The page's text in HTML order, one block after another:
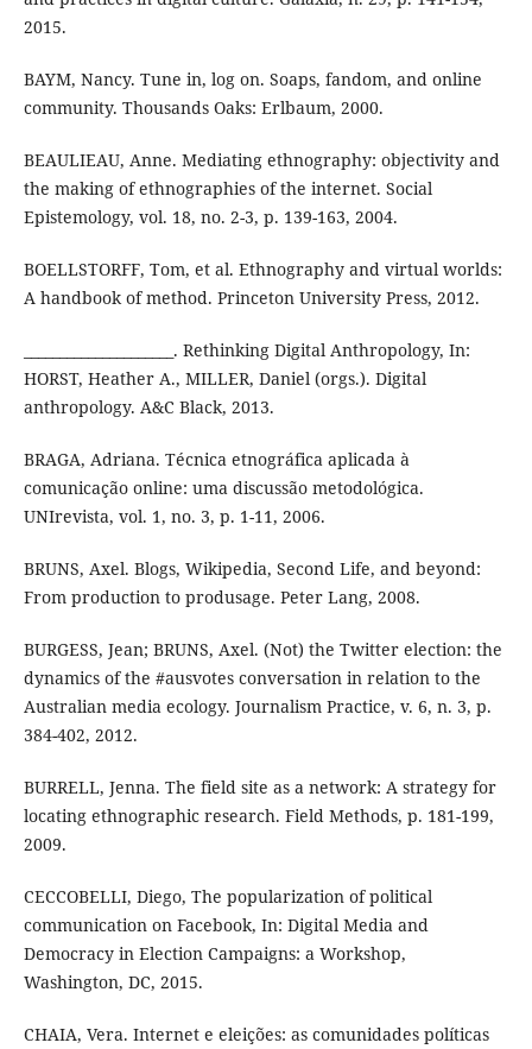
2015.
BAYM, Nancy. Tune in, log on. Soaps, fandom, and online
community. Thousands Oaks: Erlbaum, 2000.
BEAULIEAU, Anne. Mediating ethnography: objectivity and
the making of ethnographies of the internet. Social
Epistemology, vol. 18, no. 2-3, p. 139-163, 2004.
BOELLSTORFF, Tom, et al. Ethnography and virtual worlds:
A handbook of method. Princeton University Press, 2012.
_____________________. Rethinking Digital Anthropology, In:
HORST, Heather A., MILLER, Daniel (orgs.). Digital
anthropology. A&C Black, 2013.
BRAGA, Adriana. Técnica etnográfica aplicada à
comunicação online: uma discussão metodológica.
UNIrevista, vol. 1, no. 3, p. 1-11, 2006.
BRUNS, Axel. Blogs, Wikipedia, Second Life, and beyond:
From production to produsage. Peter Lang, 2008.
BURGESS, Jean; BRUNS, Axel. (Not) the Twitter election: the
dynamics of the #ausvotes conversation in relation to the
Australian media ecology. Journalism Practice, v. 6, n. 3, p.
384-402, 2012.
BURRELL, Jenna. The field site as a network: A strategy for
locating ethnographic research. Field Methods, p. 181-199,
2009.
CECCOBELLI, Diego, The popularization of political
communication on Facebook, In: Digital Media and
Democracy in Election Campaigns: a Workshop,
Washington, DC, 2015.
CHAIA, Vera. Internet e eleições: as comunidades políticas